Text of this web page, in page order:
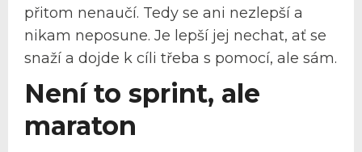
přitom nenaučí. Tedy se ani nezlepší a
nikam neposune. Je lepší jej nechat, ať se
snaží a dojde k cíli třeba s pomocí, ale sám.
Není to sprint, ale
maraton